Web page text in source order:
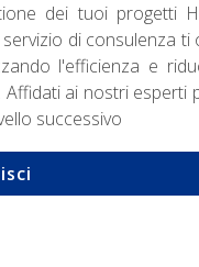
dei tuoi progetti
di consulenza
l'efficienza e
Affidati ai nostri esperti
successivo